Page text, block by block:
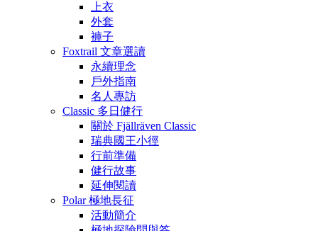
上衣
外套
褲子
Foxtrail 文章選讀
永續理念
戶外指南
名人專訪
Classic 多日健行
關於 Fjällräven Classic
瑞典國王小徑
行前準備
健行故事
延伸閱讀
Polar 極地長征
活動簡介